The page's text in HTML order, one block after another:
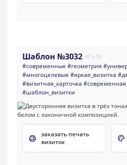
Шаблон №3032 90 x 50
#современные #геометрия
#многоцелевые #яркая_визитка
#визитная_карточка
#шаблон_визитки
заказать печать
визиток